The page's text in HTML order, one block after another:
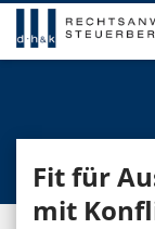
Fit für
mit